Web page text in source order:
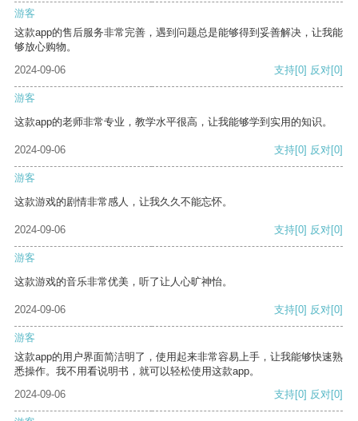
游客
这款app的售后服务非常完善，遇到问题总是能够得到妥善解决，让我能
够放心购物。
2024-09-06
支持[0] 反对[0]
游客
这款app的老师非常专业，教学水平很高，让我能够学到实用的知识。
2024-09-06 支持[0] 反对[0]
游客
这款游戏的剧情非常感人，让我久久不能忘怀。
2024-09-06 支持[0] 反对[0]
游客
这款游戏的音乐非常优美，听了让人心旷神怡。
2024-09-06 支持[0] 反对[0]
游客
这款app的用户界面简洁明了，使用起来非常容易上手，让我能够快速熟
悉操作。我不用看说明书，就可以轻松使用这款app。
2024-09-06
支持[0] 反对[0]